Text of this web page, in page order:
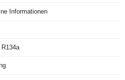
Informationen